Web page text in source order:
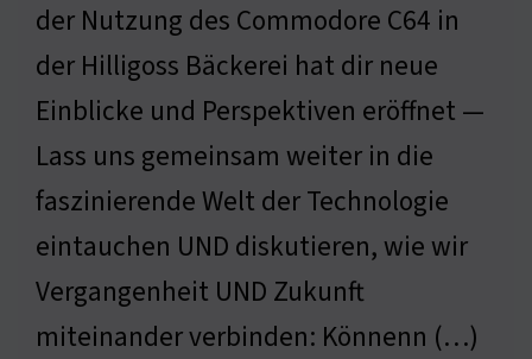
der Nutzung des Commodore C64 in
der Hilligoss Bäckerei hat dir neue
Einblicke und Perspektiven eröffnet —
Lass uns gemeinsam weiter in die
faszinierende Welt der Technologie
eintauchen UND diskutieren, wie wir
Vergangenheit UND Zukunft
miteinander verbinden: Könnenn (…)